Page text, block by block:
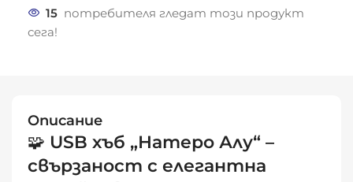
15 потребителя гледат този продукт
сега!
Описание
🧩 USB хъб „Натеро Алу“ –
свързаност с елегантна